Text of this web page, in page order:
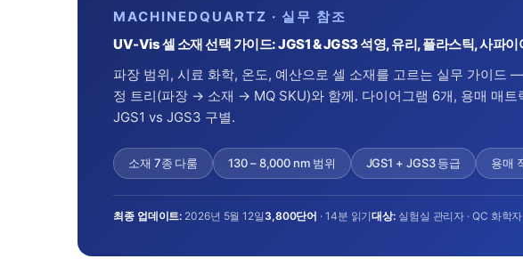
MACHINEDQUARTZ · 실무 참조
UV-Vis 셀 소재 선택 가이드: JGS1 & JGS3 석영, 유리, 플라스틱, 사파이
파장 범위, 시료 화학, 온도, 예산으로 셀 소재를 고르는 실무 가이드
정 트리(파장 → 소재 → MQ SKU)와 함께. 다이어그램 6개, 용매 매트
JGS1 vs JGS3 구별.
소재 7종 다룸 130 – 8,000 nm 범위 JGS1 + JGS3 등급 용매
최종 업데이트: 2026년 5월 12일 3,800단어 · 14분 읽기대상: 실험실 관리자 · QC 화학